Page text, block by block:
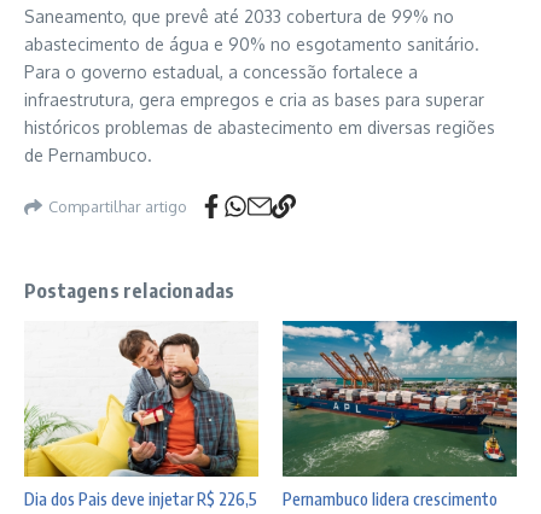
Saneamento, que prevê até 2033 cobertura de 99% no
abastecimento de água e 90% no esgotamento sanitário.
Para o governo estadual, a concessão fortalece a
infraestrutura, gera empregos e cria as bases para superar
históricos problemas de abastecimento em diversas regiões
de Pernambuco.
Compartilhar artigo
Postagens relacionadas
Dia dos Pais deve injetar R$ 226,5
Pernambuco lidera crescimento